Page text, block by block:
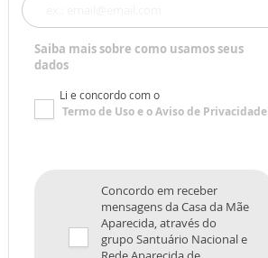
Saiba mais sobre como usamos seus
dados
Li e concordo com o
Termo de Usoe oAviso de Privacidade
Concordo em receber
mensagens da Casa da Mãe
Aparecida, através do
grupo Santuário Nacional e